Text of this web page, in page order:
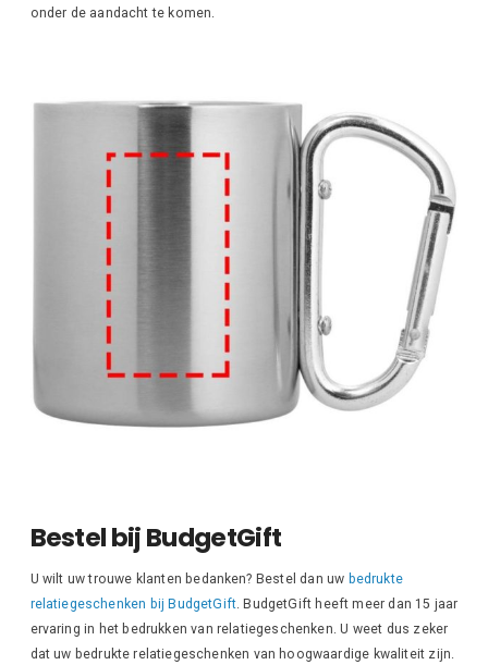
onder de aandacht te komen.
Bestel bij BudgetGift
U wilt uw trouwe klanten bedanken? Bestel dan uw bedrukte
relatiegeschenken bij BudgetGift . BudgetGift heeft meer dan 15 jaar
ervaring in het bedrukken van relatiegeschenken. U weet dus zeker
dat uw bedrukte relatiegeschenken van hoogwaardige kwaliteit zijn.